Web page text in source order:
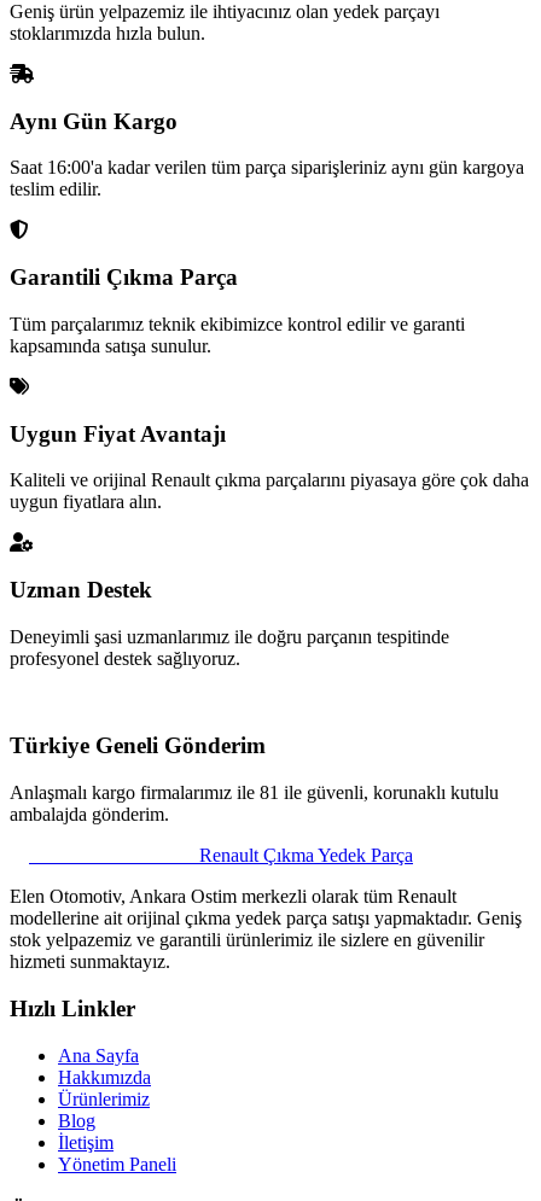
Geniş ürün yelpazemiz ile ihtiyacınız olan yedek parçayı
stoklarımızda hızla bulun.
Aynı Gün Kargo
Saat 16:00'a kadar verilen tüm parça siparişleriniz aynı gün kargoya
teslim edilir.
Garantili Çıkma Parça
Tüm parçalarımız teknik ekibimizce kontrol edilir ve garanti
kapsamında satışa sunulur.
Uygun Fiyat Avantajı
Kaliteli ve orijinal Renault çıkma parçalarını piyasaya göre çok daha
uygun fiyatlara alın.
Uzman Destek
Deneyimli şasi uzmanlarımız ile doğru parçanın tespitinde
profesyonel destek sağlıyoruz.
Türkiye Geneli Gönderim
Anlaşmalı kargo firmalarımız ile 81 ile güvenli, korunaklı kutulu
ambalajda gönderim.
Renault Çıkma Yedek Parça
Elen Otomotiv, Ankara Ostim merkezli olarak tüm Renault
modellerine ait orijinal çıkma yedek parça satışı yapmaktadır. Geniş
stok yelpazemiz ve garantili ürünlerimiz ile sizlere en güvenilir
hizmeti sunmaktayız.
Hızlı Linkler
Ana Sayfa
Hakkımızda
Ürünlerimiz
Blog
İletişim
Yönetim Paneli